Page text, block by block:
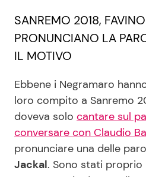
Seguici
Info
Chi siamo
Disclaimer e Privacy
SANREMO 2018,
PRONUNCIANO LA
IL MOTIVO
Ebbene i Negramaro
loro compito a Sanremo
doveva solo cantare sul
conversare con Claudio
pronunciare una delle
Jackal. Sono stati